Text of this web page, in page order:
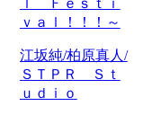
ｖａｌ！！！～
江坂純/柏原真人/
ＳＴＰＲ Ｓｔ
ｕｄｉｏ